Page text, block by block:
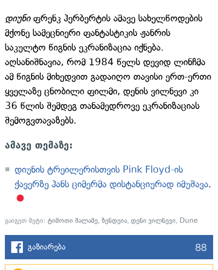
დიუნიფრენკ ჰერბერტის ამავე სახელწოდების
მქონე სამეცნიერი ფანტასტიკის ჟანრის
საკულტო წიგნის ეკრანიზაცია იქნება.
აღსანიშნავია, რომ 1984 წელს დევიდ ლინჩმა
ამ წიგნის მიხედვით გადაიღო თავისი ერთ-ერთი
ყველაზე ცნობილი ფილმი, დენის ვილნევი კი
36 წლის შემდეგ თანამედროვე ეკრანიზაციას
შემოგვთავაზებს.
ამავე თემაზე:
დიუნის ტრეილერისთვის Pink Floyd-ის
ქავერზე ჰანს ციმერმა დისტანციურად იმუშავა.
გაიგეთ მეტი: ტიმოთი შალამე, ზენდეია, დენი ვილნევი, Dune
გაზიარება 88